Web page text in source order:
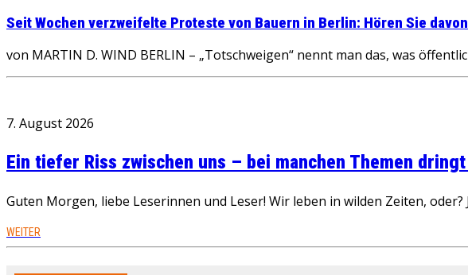
Seit Wochen verzweifelte Proteste von Bauern in Berlin: Hören Sie davon
von MARTIN D. WIND BERLIN – „Totschweigen“ nennt man das, was
7. August 2026
Ein tiefer Riss zwischen uns – bei manchen Themen
Guten Morgen, liebe Leserinnen und Leser! Wir leben in wilden Zeiten,
WEITER